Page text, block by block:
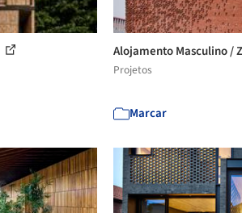
Alojamento Masculino /
Projetos
Marcar